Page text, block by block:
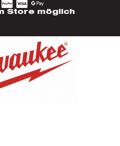
Store möglich